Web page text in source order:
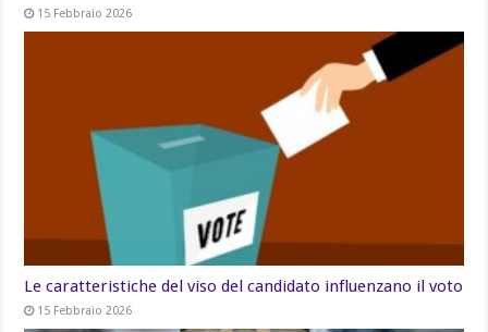
15 Febbraio 2026
Le caratteristiche del viso del candidato influenzano il voto
15 Febbraio 2026